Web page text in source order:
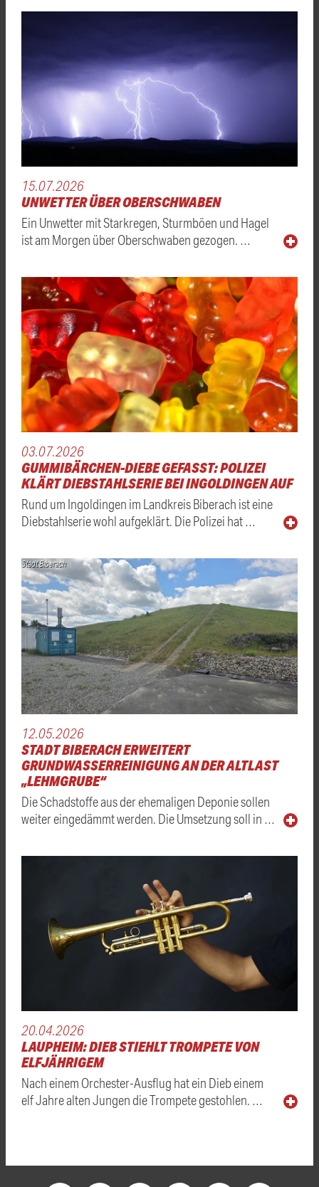
15.07.2026
UNWETTER ÜBER OBERSCHWABEN
Ein Unwetter mit Starkregen, Sturmböen und Hagel
ist am Morgen über Oberschwaben gezogen. …
03.07.2026
GUMMIBÄRCHEN-DIEBE GEFASST: POLIZEI
KLÄRT DIEBSTAHLSERIE BEI INGOLDINGEN AUF
Rund um Ingoldingen im Landkreis Biberach ist eine
Diebstahlserie wohl aufgeklärt. Die Polizei hat …
Stadt Biberach
12.05.2026
STADT BIBERACH ERWEITERT
GRUNDWASSERREINIGUNG AN DER ALTLAST
„LEHMGRUBE“
Die Schadstoffe aus der ehemaligen Deponie sollen
weiter eingedämmt werden. Die Umsetzung soll in …
20.04.2026
LAUPHEIM: DIEB STIEHLT TROMPETE VON
ELFJÄHRIGEM
Nach einem Orchester-Ausflug hat ein Dieb einem
elf Jahre alten Jungen die Trompete gestohlen. …